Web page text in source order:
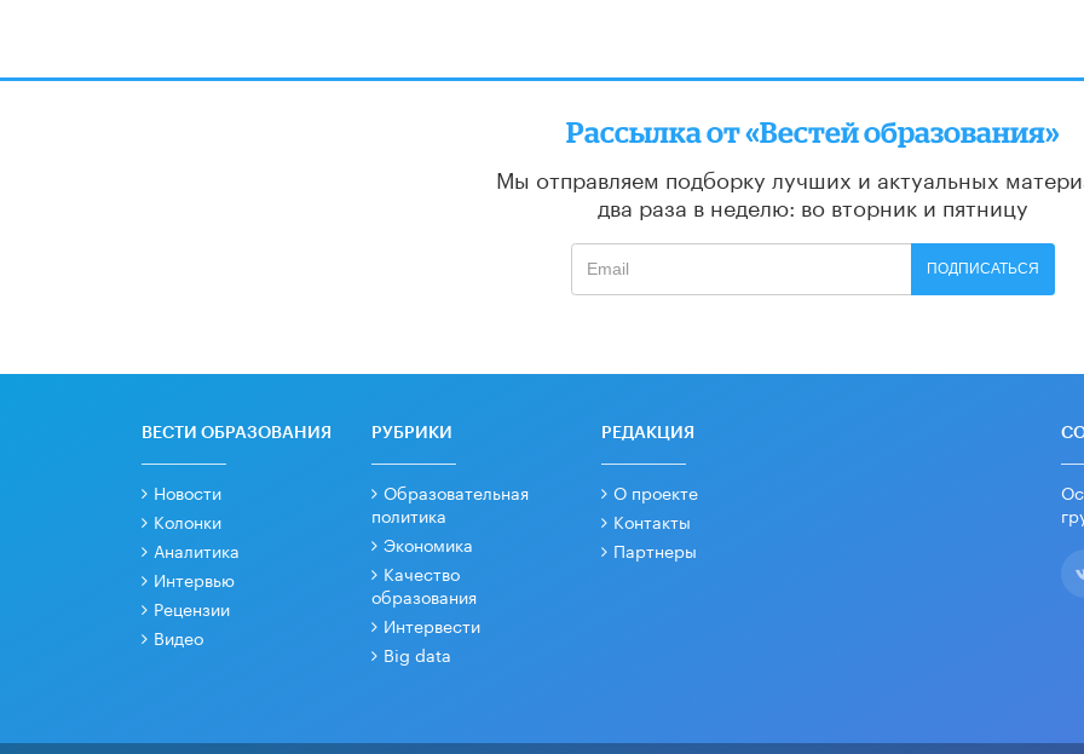
Рассылка от «Вестей образования»
Мы отправляем подборку лучших и актуальных
два раза в неделю: во вторник и пятницу
ПОДПИСАТЬСЯ
ВЕСТИ ОБРАЗОВАНИЯ
Новости
Колонки
Аналитика
Интервью
Рецензии
Видео
РУБРИКИ
Образовательная
политика
Экономика
Качество
образования
Интервести
Big data
РЕДАКЦИЯ
О проекте
Контакты
Партнеры